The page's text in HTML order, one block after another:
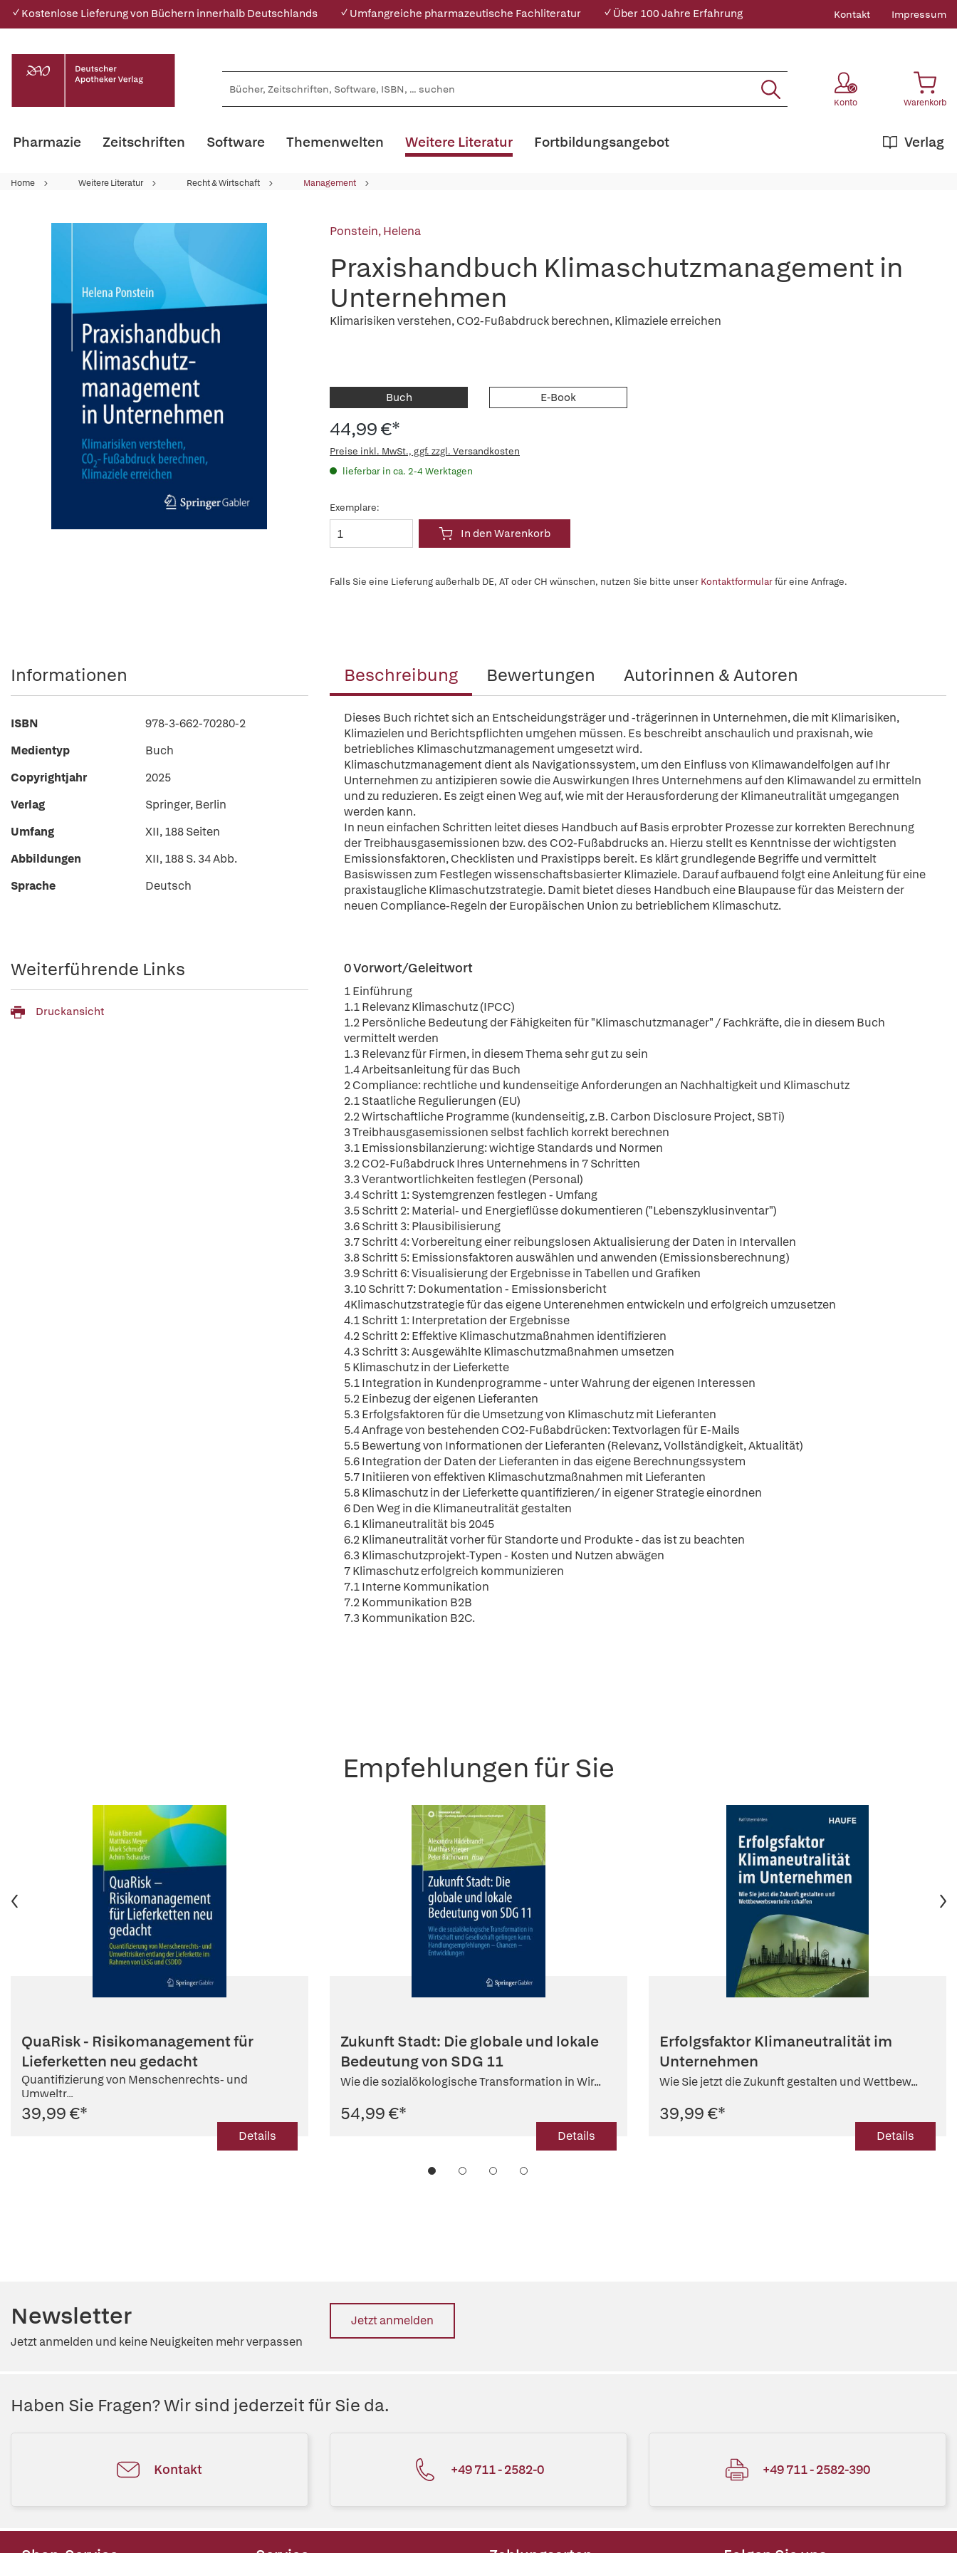
✓ Kostenlose Lieferung von Büchern innerhalb Deutschlands ✓ Umfangreiche pharmazeutische Fachliteratur ✓ Über 100 Jahre Erfahrung Kontakt Impressum
Konto Warenkorb
Pharmazie Zeitschriften Software Themenwelten Weitere Literatur Verlag
Fortbildungsangebot
Home Weitere Literatur Recht & Wirtschaft Management
Ponstein, Helena
Praxishandbuch Klimaschutzmanagement in
Unternehmen
Klimarisiken verstehen, CO2-Fußabdruck berechnen, Klimaziele erreichen
Buch E-Book
44,99 €*
Preise inkl. MwSt., ggf. zzgl. Versandkosten
lieferbar in ca. 2-4 Werktagen
Exemplare:
In den Warenkorb
Falls Sie eine Lieferung außerhalb DE, AT oder CH wünschen, nutzen Sie bitte unser Kontaktformularfür eine Anfrage.
Beschreibung Bewertungen Autorinnen & Autoren
Dieses Buch richtet sich an Entscheidungsträger und -trägerinnen in Unternehmen, die mit Klimarisiken,
Klimazielen und Berichtspflichten umgehen müssen. Es beschreibt anschaulich und praxisnah, wie
betriebliches Klimaschutzmanagement umgesetzt wird.
Klimaschutzmanagement dient als Navigationssystem, um den Einfluss von Klimawandelfolgen auf Ihr
Unternehmen zu antizipieren sowie die Auswirkungen Ihres Unternehmens auf den Klimawandel zu ermitteln
und zu reduzieren. Es zeigt einen Weg auf, wie mit der Herausforderung der Klimaneutralität umgegangen
werden kann.
In neun einfachen Schritten leitet dieses Handbuch auf Basis erprobter Prozesse zur korrekten Berechnung
der Treibhausgasemissionen bzw. des CO2-Fußabdrucks an. Hierzu stellt es Kenntnisse der wichtigsten
Emissionsfaktoren, Checklisten und Praxistipps bereit. Es klärt grundlegende Begriffe und vermittelt
Basiswissen zum Festlegen wissenschaftsbasierter Klimaziele. Darauf aufbauend folgt eine Anleitung für eine
praxistaugliche Klimaschutzstrategie. Damit bietet dieses Handbuch eine Blaupause für das Meistern der
neuen Compliance-Regeln der Europäischen Union zu betrieblichem Klimaschutz.
0 Vorwort/Geleitwort
1 Einführung
1.1 Relevanz Klimaschutz (IPCC)
1.2 Persönliche Bedeutung der Fähigkeiten für "Klimaschutzmanager" / Fachkräfte, die in diesem Buch
vermittelt werden
1.3 Relevanz für Firmen, in diesem Thema sehr gut zu sein
1.4 Arbeitsanleitung für das Buch
2 Compliance: rechtliche und kundenseitige Anforderungen an Nachhaltigkeit und Klimaschutz
2.1 Staatliche Regulierungen (EU)
2.2 Wirtschaftliche Programme (kundenseitig, z.B. Carbon Disclosure Project, SBTi)
3 Treibhausgasemissionen selbst fachlich korrekt berechnen
3.1 Emissionsbilanzierung: wichtige Standards und Normen
3.2 CO2-Fußabdruck Ihres Unternehmens in 7 Schritten
3.3 Verantwortlichkeiten festlegen (Personal)
3.4 Schritt 1: Systemgrenzen festlegen - Umfang
3.5 Schritt 2: Material- und Energieflüsse dokumentieren ("Lebenszyklusinventar")
3.6 Schritt 3: Plausibilisierung
3.7 Schritt 4: Vorbereitung einer reibungslosen Aktualisierung der Daten in Intervallen
3.8 Schritt 5: Emissionsfaktoren auswählen und anwenden (Emissionsberechnung)
3.9 Schritt 6: Visualisierung der Ergebnisse in Tabellen und Grafiken
3.10 Schritt 7: Dokumentation - Emissionsbericht
4Klimaschutzstrategie für das eigene Unterenehmen entwickeln und erfolgreich umzusetzen
4.1 Schritt 1: Interpretation der Ergebnisse
4.2 Schritt 2: Effektive Klimaschutzmaßnahmen identifizieren
4.3 Schritt 3: Ausgewählte Klimaschutzmaßnahmen umsetzen
5 Klimaschutz in der Lieferkette
5.1 Integration in Kundenprogramme - unter Wahrung der eigenen Interessen
5.2 Einbezug der eigenen Lieferanten
5.3 Erfolgsfaktoren für die Umsetzung von Klimaschutz mit Lieferanten
5.4 Anfrage von bestehenden CO2-Fußabdrücken: Textvorlagen für E-Mails
5.5 Bewertung von Informationen der Lieferanten (Relevanz, Vollständigkeit, Aktualität)
5.6 Integration der Daten der Lieferanten in das eigene Berechnungssystem
5.7 Initiieren von effektiven Klimaschutzmaßnahmen mit Lieferanten
5.8 Klimaschutz in der Lieferkette quantifizieren/ in eigener Strategie einordnen
6 Den Weg in die Klimaneutralität gestalten
6.1 Klimaneutralität bis 2045
6.2 Klimaneutralität vorher für Standorte und Produkte - das ist zu beachten
6.3 Klimaschutzprojekt-Typen - Kosten und Nutzen abwägen
7 Klimaschutz erfolgreich kommunizieren
7.1 Interne Kommunikation
7.2 Kommunikation B2B
7.3 Kommunikation B2C.
Informationen
ISBN
978-3-662-70280-2
Medientyp
Buch
Copyrightjahr
2025
Verlag
Springer, Berlin
Umfang
XII, 188 Seiten
Abbildungen
XII, 188 S. 34 Abb.
Sprache
Deutsch
Weiterführende Links
Druckansicht
Empfehlungen für Sie
QuaRisk - Risikomanagement für
Lieferketten neu gedacht
Quantifizierung von Menschenrechts- und
Umweltr...
39,99 €*
Details
Zukunft Stadt: Die globale und lokale
Bedeutung von SDG 11
Wie die sozialökologische Transformation in Wir...
54,99 €*
Details
Erfolgsfaktor Klimaneutralität im
Unternehmen
Wie Sie jetzt die Zukunft gestalten und Wettbew...
39,99 €*
Details
Newsletter
Jetzt anmelden und keine Neuigkeiten mehr verpassen
Jetzt anmelden
Haben Sie Fragen? Wir sind jederzeit für Sie da.
Kontakt +49 711 - 2582-0 +49 711 - 2582-390